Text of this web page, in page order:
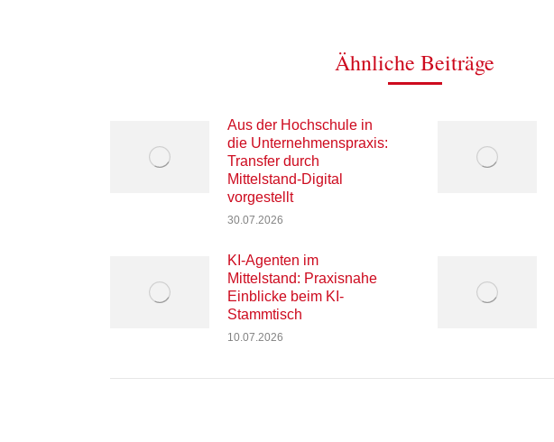
Ähnliche Beiträge
Aus der Hochschule in
die Unternehmenspraxis:
Transfer durch
Mittelstand-Digital
vorgestellt
30.07.2026
KI-Agenten im
Mittelstand: Praxisnahe
Einblicke beim KI-
Stammtisch
10.07.2026